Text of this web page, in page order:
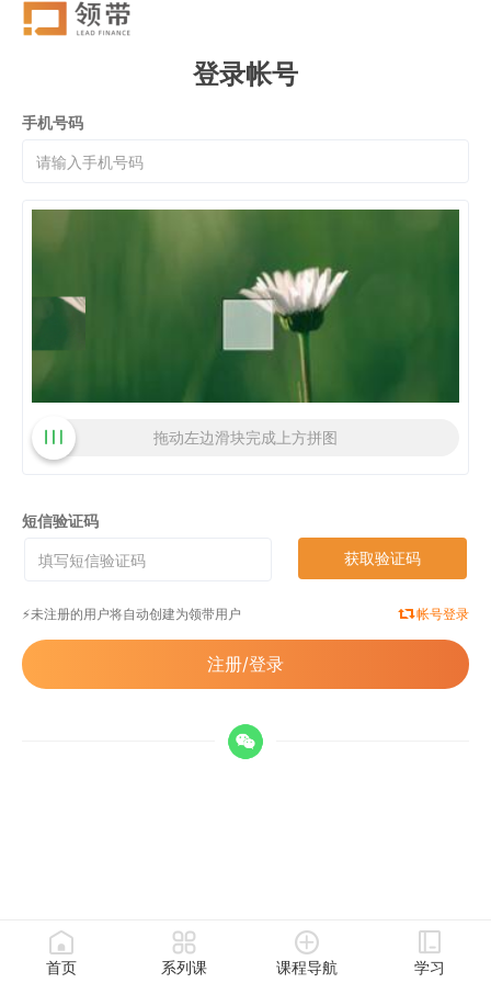
登录帐号
手机号码
拖动左边滑块完成上方拼图
短信验证码
获取验证码
⚡️未注册的用户将自动创建为领带用户 帐号登录
注册/登录
首页 系列课 课程导航 学习